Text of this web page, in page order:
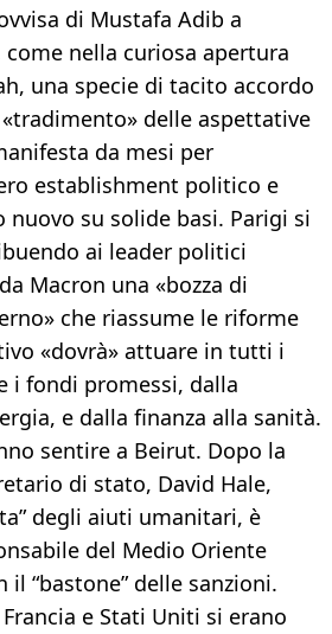
di Mustafa Adib a
nella curiosa apertura
una specie di tacito accordo
delle aspettative
da mesi per
establishment politico e
nuovo su solide basi. Parigi si
ai leader politici
Macron una «bozza di
che riassume le riforme
«dovrà» attuare in tutti i
i fondi promessi, dalla
e dalla finanza alla sanità.
sentire a Beirut. Dopo la
di stato, David Hale,
degli aiuti umanitari, è
del Medio Oriente
il “bastone” delle sanzioni.
e Stati Uniti si erano